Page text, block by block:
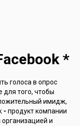
*
голоса в опрос
для того, чтобы
имидж,
- продукт компании
организацией и